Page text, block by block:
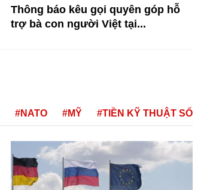
Thông báo kêu gọi quyên góp hỗ
trợ bà con người Việt tại...
#NATO #MỸ #TIỀN KỸ THUẬT SỐ